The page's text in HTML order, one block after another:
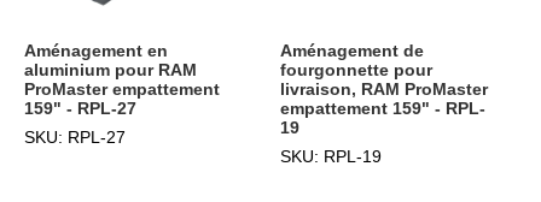
Aménagement en
aluminium pour RAM
ProMaster empattement
159" - RPL-27
SKU: RPL-27
Aménagement de
fourgonnette pour
livraison, RAM ProMaster
empattement 159" - RPL-
19
SKU: RPL-19